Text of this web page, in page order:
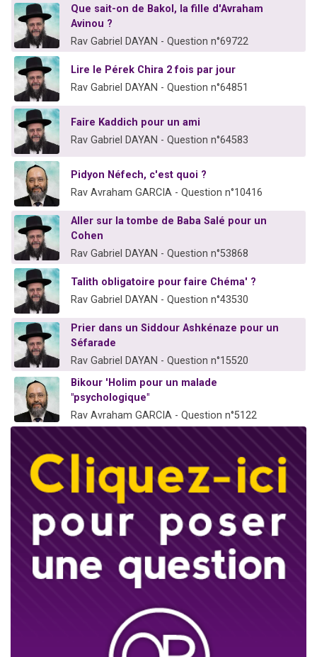
Que sait-on de Bakol, la fille d'Avraham
Avinou ?
Rav Gabriel DAYAN - Question n°69722
Lire le Pérek Chira 2 fois par jour
Rav Gabriel DAYAN - Question n°64851
Faire Kaddich pour un ami
Rav Gabriel DAYAN - Question n°64583
Pidyon Néfech, c'est quoi ?
Rav Avraham GARCIA - Question n°10416
Aller sur la tombe de Baba Salé pour un
Cohen
Rav Gabriel DAYAN - Question n°53868
Talith obligatoire pour faire Chéma' ?
Rav Gabriel DAYAN - Question n°43530
Prier dans un Siddour Ashkénaze pour un
Séfarade
Rav Gabriel DAYAN - Question n°15520
Bikour 'Holim pour un malade
"psychologique"
Rav Avraham GARCIA - Question n°5122